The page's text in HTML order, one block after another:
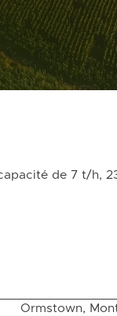
de 7 t/h,
Ormstown,